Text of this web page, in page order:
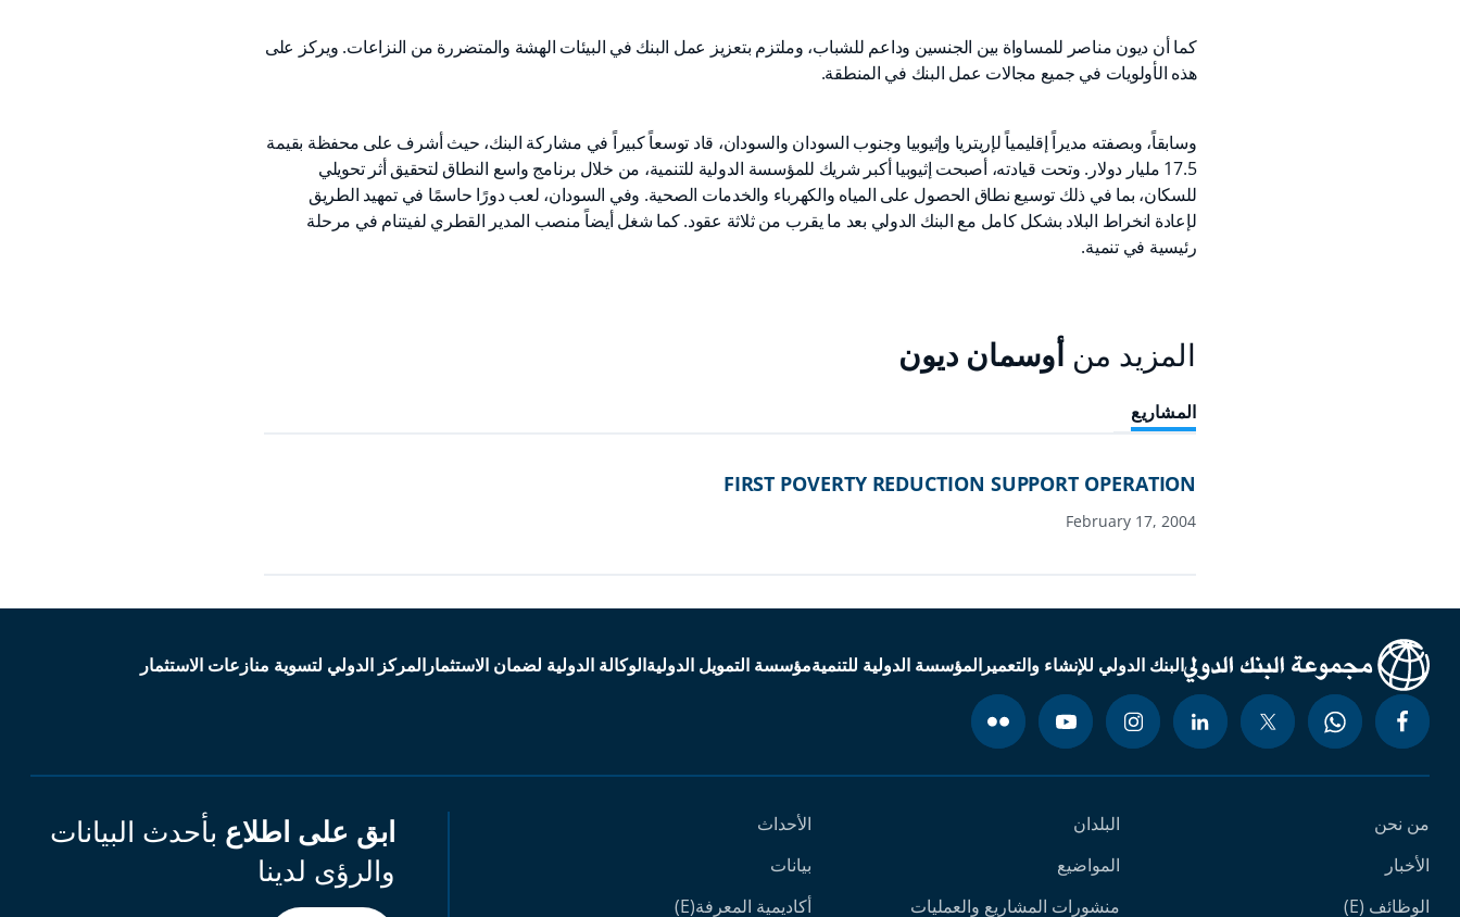
كما أن ديون مناصر للمساواة بين الجنسين وداعم للشباب، وملتزم بتعزيز عمل البنك في البيئات الهشة والمتضررة من النزاعات. ويركز على
هذه الأولويات في جميع مجالات عمل البنك في المنطقة.
وسابقاً، وبصفته مديراً إقليمياً لإريتريا وإثيوبيا وجنوب السودان والسودان، قاد توسعاً كبيراً في مشاركة البنك، حيث أشرف على محفظة بقيمة
17.5 مليار دولار. وتحت قيادته، أصبحت إثيوبيا أكبر شريك للمؤسسة الدولية للتنمية، من خلال برنامج واسع النطاق لتحقيق أثر تحويلي
للسكان، بما في ذلك توسيع نطاق الحصول على المياه والكهرباء والخدمات الصحية. وفي السودان، لعب دورًا حاسمًا في تمهيد الطريق
لإعادة انخراط البلاد بشكل كامل مع البنك الدولي بعد ما يقرب من ثلاثة عقود. كما شغل أيضاً منصب المدير القطري لفيتنام في مرحلة
رئيسية في تنمية.
المزيد من أوسمان ديون
المشاريع
FIRST POVERTY REDUCTION SUPPORT OPERATION
February 17, 2004
البنك الدولي للإنشاء والتعميرالمؤسسة الدولية للتنميةمؤسسة التمويل الدوليةالوكالة الدولية لضمان الاستثمارالمركز الدولي لتسوية منازعات الاستثمار
من نحن
الأخبار
الوظائف (E)
البلدان
المواضيع
منشورات المشاريع والعمليات
الأحداث
بيانات
أكاديمية المعرفة(E)
ابق على اطلاع بأحدث البيانات
والرؤى لدينا